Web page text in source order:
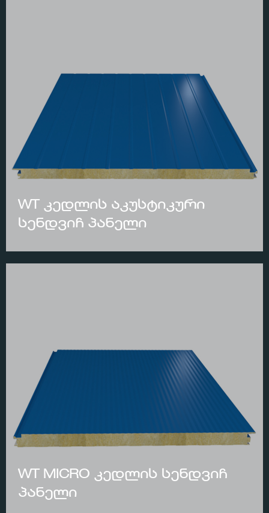
WT კედლის აკუსტიკური
სენდვიჩ პანელი
WT MICRO კედლის სენდვიჩ
პანელი